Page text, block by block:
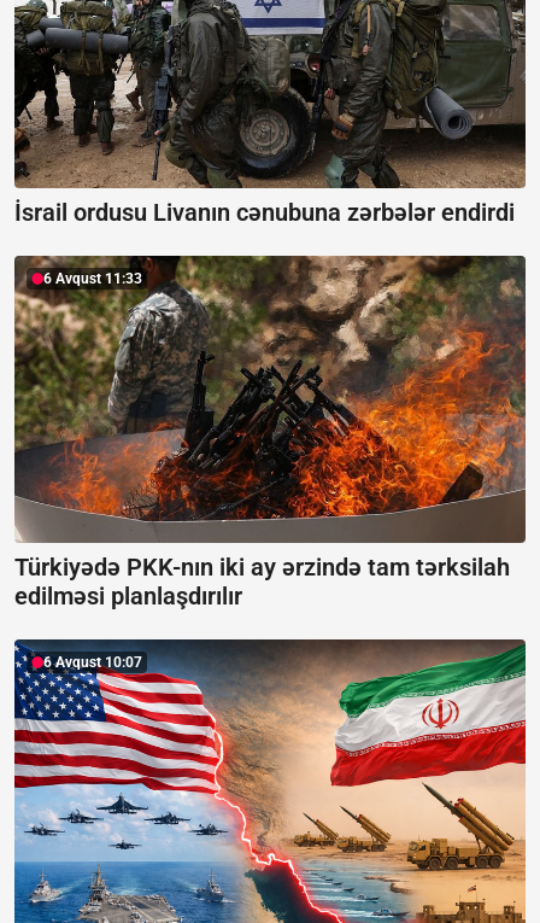
İsrail ordusu Livanın cənubuna zərbələr endirdi
6 Avqust 11:33
Türkiyədə PKK-nın iki ay ərzində tam tərksilah
edilməsi planlaşdırılır
6 Avqust 10:07